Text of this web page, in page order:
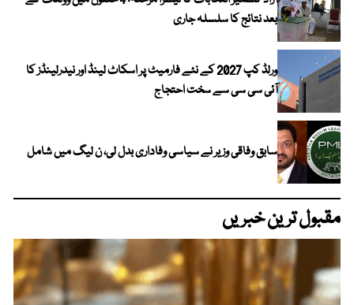
بعد نتائج کا سلسلہ جاری
ورلڈ کپ 2027 کے نئے فارمیٹ پر اسکاٹ لینڈ اور نیدرلینڈز کا
آئی سی سی سے سخت احتجاج
سابق وفاقی وزیر نے سیاسی وفاداری بدل لی، ن لیگ میں شامل
مقبول ترین خبریں